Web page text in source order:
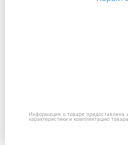
Информация о товаре предоставлена
характеристики и комплектацию